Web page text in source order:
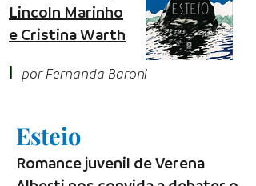
Lincoln Marinho
e Cristina Warth
I por Fernanda Baroni
Esteio
Romance juvenil de Verena